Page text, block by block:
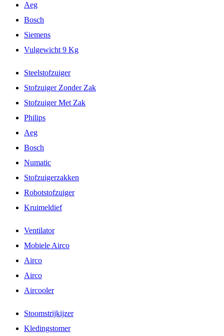
Aeg
Bosch
Siemens
Vulgewicht 9 Kg
Steelstofzuiger
Stofzuiger Zonder Zak
Stofzuiger Met Zak
Philips
Aeg
Bosch
Numatic
Stofzuigerzakken
Robotstofzuiger
Kruimeldief
Ventilator
Mobiele Airco
Airco
Airco
Aircooler
Stoomstrijkijzer
Kledingstomer